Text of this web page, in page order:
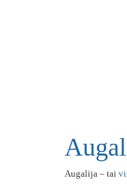
Augalija – tai